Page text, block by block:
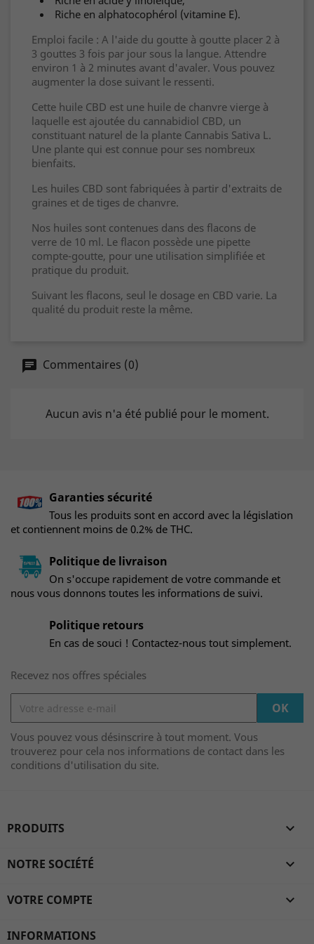
Riche en alphatocophérol (vitamine E).
Emploi facile : A l'aide du goutte à goutte placer 2 à
3 gouttes 3 fois par jour sous la langue. Attendre
environ 1 à 2 minutes avant d'avaler. Vous pouvez
augmenter la dose suivant le ressenti.
Cette huile CBD est une huile de chanvre vierge à
laquelle est ajoutée du cannabidiol CBD, un
constituant naturel de la plante Cannabis Sativa L.
Une plante qui est connue pour ses nombreux
bienfaits.
Les huiles CBD sont fabriquées à partir d'extraits de
graines et de tiges de chanvre.
Nos huiles sont contenues dans des flacons de
verre de 10 ml. Le flacon possède une pipette
compte-goutte, pour une utilisation simplifiée et
pratique du produit.
Suivant les flacons, seul le dosage en CBD varie. La
qualité du produit reste la même.
Commentaires (0)
Aucun avis n'a été publié pour le moment.
Garanties sécurité
Tous les produits sont en accord avec la législation
et contiennent moins de 0.2% de THC.
Politique de livraison
On s'occupe rapidement de votre commande et
nous vous donnons toutes les informations de suivi.
Politique retours
En cas de souci ! Contactez-nous tout simplement.
Recevez nos offres spéciales
Vous pouvez vous désinscrire à tout moment. Vous
trouverez pour cela nos informations de contact dans les
conditions d'utilisation du site.
PRODUITS 
NOTRE SOCIÉTÉ 
VOTRE COMPTE 
INFORMATIONS